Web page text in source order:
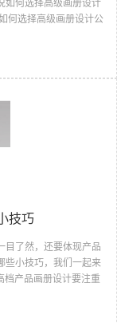
如何选择高级画册设计
选择高级画册设计公
效且让人震惊的照片的
册设计公司往往在各个
验的丰富程度，这可
出结论。一...
技巧
了然，还要体现产品
些小技巧，我们一起来
产品画册设计要注重
一个成功的高档产品